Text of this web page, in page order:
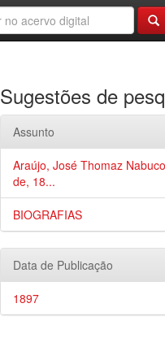
Sugestões de
Assunto
Araújo, José Thomaz Nabuco
de, 18...
BIOGRAFIAS
Data de Publicação
1897